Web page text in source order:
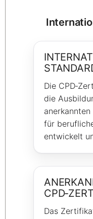
Die
die
für
entwickelt
Das